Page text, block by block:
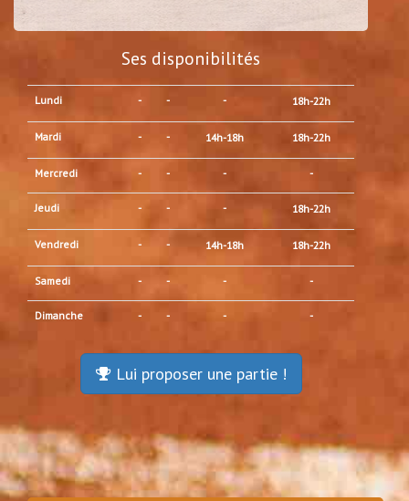
Ses disponibilités
Lundi - - - 18h-22h
Mardi - - 14h-18h 18h-22h
Mercredi - - - -
Jeudi - - - 18h-22h
Vendredi - - 14h-18h 18h-22h
Samedi - - - -
Dimanche - - - -
Lui proposer une partie !